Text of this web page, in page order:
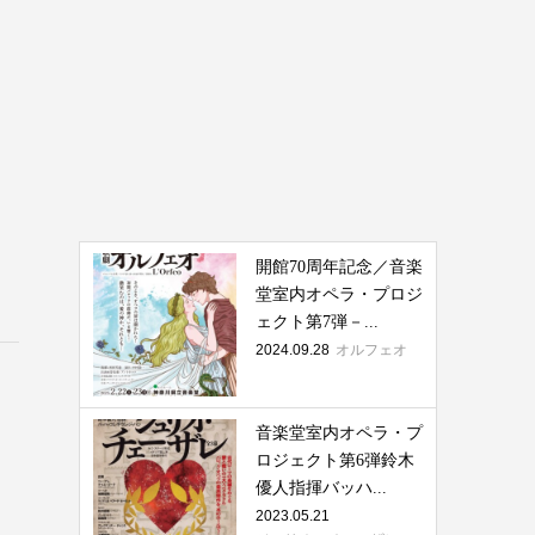
開館70周年記念／音楽
堂室内オペラ・プロジ
ェクト第7弾－...
2024.09.28 オルフェオ
音楽堂室内オペラ・プ
ロジェクト第6弾鈴木
優人指揮バッハ...
2023.05.21